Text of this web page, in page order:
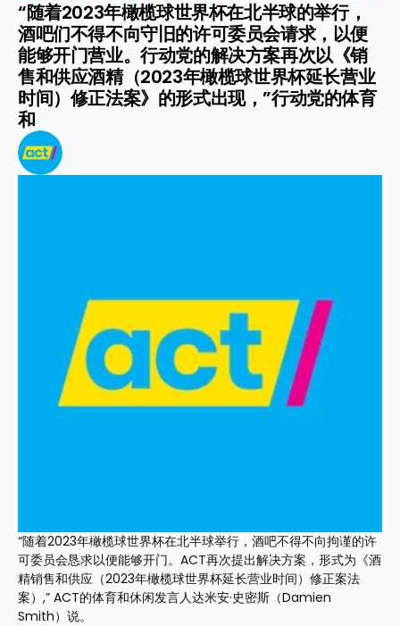
“随着2023年橄榄球世界杯在北半球的举行，
酒吧们不得不向守旧的许可委员会请求，以便
能够开门营业。行动党的解决方案再次以《销
售和供应酒精（2023年橄榄球世界杯延长营业
时间）修正法案》的形式出现，”行动党的体育
和
“随着2023年橄榄球世界杯在北半球举行，酒吧不得不向拘谨的许
可委员会恳求以便能够开门。ACT再次提出解决方案，形式为《酒
精销售和供应（2023年橄榄球世界杯延长营业时间）修正案法
案）,” ACT的体育和休闲发言人达米安·史密斯（Damien
Smith）说。